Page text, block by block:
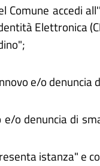
accedi
Elettronica
e/o
e/o denuncia di
istanza" e